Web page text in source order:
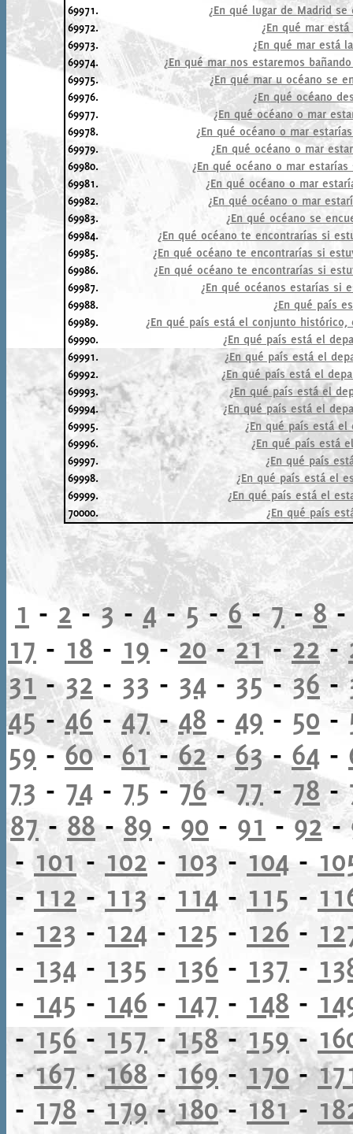
69971.
¿En qué lugar de Madrid
69972.
¿En qué mar
69973.
¿En qué mar está
69974.
¿En qué mar nos estaremos
69975.
¿En qué mar u océano se
69976.
¿En qué océano
69977.
¿En qué océano o mar
69978.
¿En qué océano o mar
69979.
¿En qué océano o mar
69980.
¿En qué océano o mar
69981.
¿En qué océano o mar
69982.
¿En qué océano o mar
69983.
¿En qué océano se
69984.
¿En qué océano te encontrarías si
69985.
¿En qué océano te encontrarías si
69986.
¿En qué océano te encontrarías si
69987.
¿En qué océanos estarías si
69988.
¿En qué país
69989.
¿En qué país está el conjunto
69990.
¿En qué país está el
69991.
¿En qué país está el
69992.
¿En qué país está el
69993.
¿En qué país está el
69994.
¿En qué país está el
69995.
¿En qué país está el
69996.
¿En qué país está
69997.
¿En qué país
69998.
¿En qué país está el
69999.
¿En qué país está el
70000.
¿En qué país
1 - 2-3 - 4-5-6-7-8
17 - 18 - 19-20-21-22-
31-32 - 33 - 34 - 35-36-
45-46-47-48 - 49 - 50 -
59 -60-61-62-63- 64 -
73 - 74 - 75 -76-77-78-
87 - 88 - 89 - 90 - 91 -92-
-101- 102 - 103- 104 -
- 112-113 - 114 - 115 -
- 123 - 124 - 125 - 126 -
- 134 - 135 - 136 - 137 -
- 145 - 146 - 147 - 148 -
-156-157-158-159-
-167-168-169-170-
- 178 - 179-180-181-